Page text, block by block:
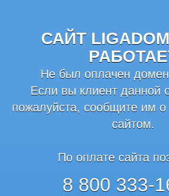
САЙТ
Не был оплачен домен
Если вы клиент данной
пожалуйста, сообщите им
сайтом.
По оплате сайта
8 800 333-